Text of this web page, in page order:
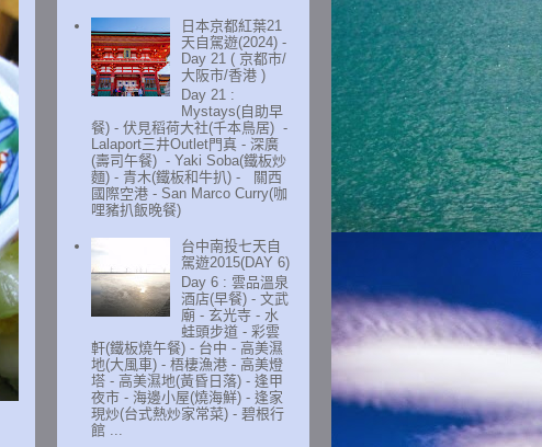
日本京都紅葉21
天自駕遊(2024) -
Day 21 ( 京都市/
大阪市/香港 )
Day 21 :
Mystays(自助早
餐) - 伏見稻荷大社(千本鳥居) -
Lalaport三井Outlet門真 - 深廣
(壽司午餐) - Yaki Soba(鐵板炒
麵) - 青木(鐵板和牛扒) - 關西
國際空港 - San Marco Curry(咖
哩豬扒飯晚餐)
台中南投七天自
駕遊2015(DAY 6)
Day 6 : 雲品溫泉
酒店(早餐) - 文武
廟 - 玄光寺 - 水
蛙頭步道 - 彩雲
軒(鐵板燒午餐) - 台中 - 高美濕
地(大風車) - 梧棲漁港 - 高美燈
塔 - 高美濕地(黃昏日落) - 逢甲
夜市 - 海邊小屋(燒海鮮) - 逢家
現炒(台式熱炒家常菜) - 碧根行
館 ...